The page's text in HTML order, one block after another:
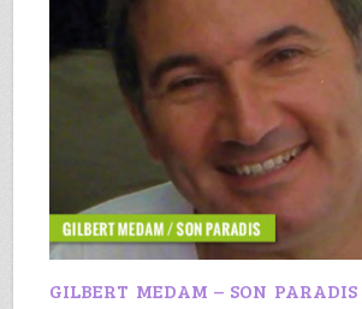
GILBERT MEDAM – SON PARADIS